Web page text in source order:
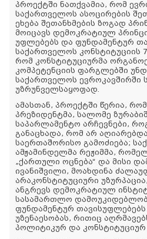
პროექტში ნათქვამია, რომ
საქართველოს ასოცირების
ეხება შეთანხმების ზოგად
მოიცავს დემოკრატიულ
უფლებებს და ფუნდამენტურ
საქართველოს კონსტიტუციის
რომ კონსტიტუციურმა
კომპეტენციის ფარგლებში
საქართველოს ევროკავშირში
უზრუნველსაყოფად.
ამასთან, პროექტში წერია,
პრეზიდენტმა, სალომე
საპარლამენტო არჩევნები,
განაცხადა, რომ არ
საერთაშორისო გამოძიება;
ამჟამინდელმა რეჟიმმა,
„ქართული ოცნება“ და მისი
ივანიშვილი, მოახდინა
არაკონსტიტუციური
ანგრევს დემოკრატიულ
სასამართლო
ფუნდამენტურ თავისუფლებებს
უზენაესობას, რითიც
პოლიტიკურ და კონსტიტუციურ